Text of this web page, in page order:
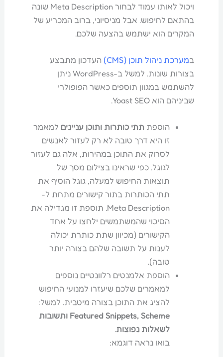
ויכול לאותו עמוד לבחור Meta Description שונה
בהתאם לחיפוש. אבל מניסיוני, ברוב המכריע של
המקרים הוא ישתמש בהצעה שלכם.
במערכת ניהול תוכן (CMS)
העדכון מתבצע
בצורות שונות. למשל ב-WordPress ניתן
להשתמש במגוון תוספים כאשר הפופולרי
שביניהם הוא Yoast SEO.
הוספת תתי כותרות ותוכןעניינים למאמר
זו היא דרך טובה לא רק לעזור לאנשים
לסרוק את התוכן במהירות, אלה גם לעזור
לגוגל. כפי שראינו בצילום מסך של
תוצאות החיפוש למעלה, גוגל הוסיף את
תתי הכותרות בתור קישורים מתחת ל-
Meta Description. תוספת זו מגדילה את
הסיכוי שהמשתמשים ילחצו על אחד
הקישורים (מכיוון שתת כותרת יכולה
לענות על תשובה שלהם בצורה יותר
טובה).
הוספת אלמנטים רלוונטיים נוספים
למאמרים שלכם שיעזרו למנועי החיפוש
להציג את התוכן בצורה מיטבית. למשל:
Featured Snippets, Scheme ותשובות
לשאלות נפוצות.
בואו נראה דוגמא: